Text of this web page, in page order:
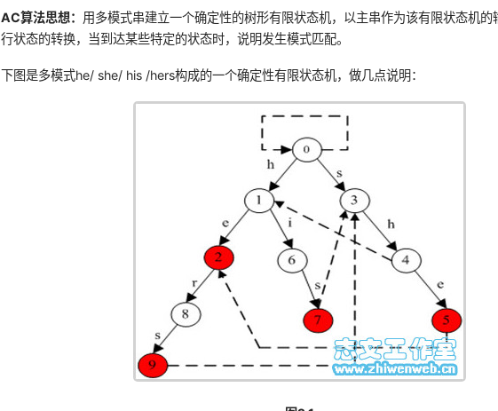
AC算法思想： 用多模式串建立一个确定性的树形有限状态机，以主串作为该有限状态机的
行状态的转换，当到达某些特定的状态时，说明发生模式匹配。
下图是多模式he/ she/ his /hers构成的一个确定性有限状态机，做几点说明：